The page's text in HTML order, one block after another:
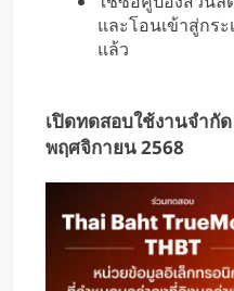
และโอนเข้าสู่กระ
แล้ว
เปิดทดสอบใช้งานจำกั
พฤศจิกายน 2568